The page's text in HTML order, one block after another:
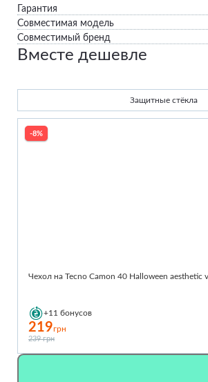
Гарантия
Совместимая модель
Совместимый бренд
Вместе дешевле
Защитные стёкла
-8%
Чехол на Tecno Camon 40 Halloween aesthetic
+11 бонусов
219грн
239 грн